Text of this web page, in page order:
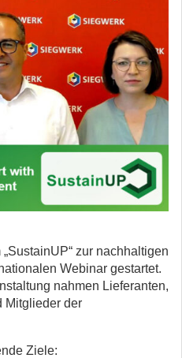
zur nachhaltigen
Webinar gestartet.
nahmen Lieferanten,
Mitglieder der
Ziele: